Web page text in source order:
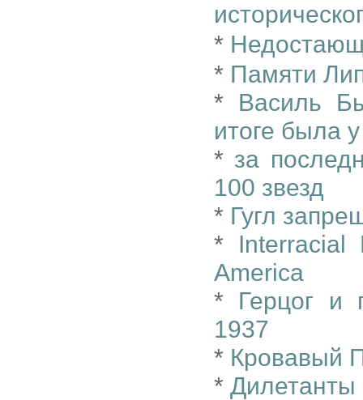
*
* Памяти
* Василь
итоге была
* за
100 звезд
* Гугл
*
America
* Герцог и
1937
* Кровавый
* Дилетанты